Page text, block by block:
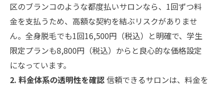
区のブランコのような都度払いサロンなら、1回ずつ料
金を支払うため、高額な契約を結ぶリスクがありませ
ん。全身脱毛でも1回16,500円（税込）と明確で、学生
限定プランも8,800円（税込）からと良心的な価格設定
になっています。
2. 料金体系の透明性を確認信頼できるサロンは、料金を